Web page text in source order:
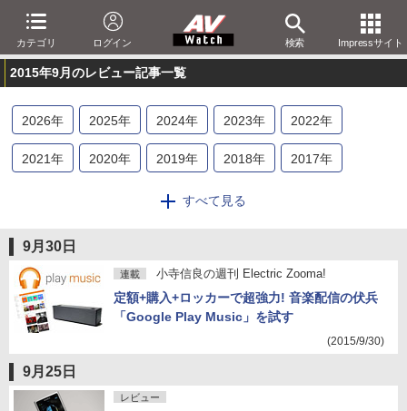
カテゴリ ログイン 検索 Impressサイト
2015年9月のレビュー記事一覧
2026年 2025年 2024年 2023年 2022年
2021年 2020年 2019年 2018年 2017年
2014年 2013
2006年 2005 年 2004年 2003年 2002年
2001 年
すべて見る
9月30日
連載 小寺信良の週刊 Electric Zooma!
定額+購入+ロッカーで超強力! 音楽配信の伏兵
「Google Play Music」を試す
(2015/9/30)
9月25日
レビュー